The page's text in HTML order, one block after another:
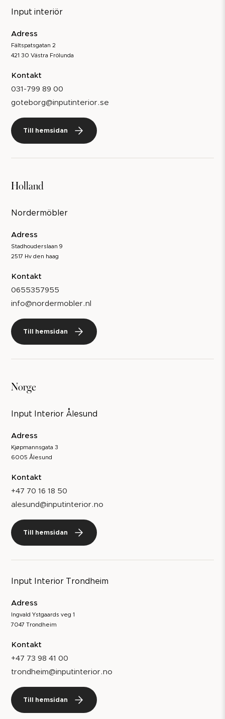
Input interiör
Adress
Fältspatsgatan 2
421 30 Västra Frölunda
Kontakt
031-799 89 00
goteborg@inputinterior.se
Till hemsidan
Holland
Nordermöbler
Adress
Stadhouderslaan 9
2517 Hv den haag
Kontakt
0655357955
info@nordermobler.nl
Till hemsidan
Norge
Input Interior Ålesund
Adress
Kjøpmannsgata 3
6005 Ålesund
Kontakt
+47 70 16 18 50
alesund@inputinterior.no
Till hemsidan
Input Interior Trondheim
Adress
Ingvald Ystgaards veg 1
7047 Trondheim
Kontakt
+47 73 98 41 00
trondheim@inputinterior.no
Till hemsidan